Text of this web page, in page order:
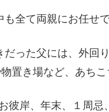
全て両親にお任せで
った父には、外回
置き場など、あち
彼岸、年末、１周